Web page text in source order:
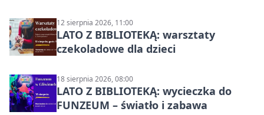
12 sierpnia 2026, 11:00
LATO Z BIBLIOTEKĄ: warsztaty
czekoladowe dla dzieci
18 sierpnia 2026, 08:00
LATO Z BIBLIOTEKĄ: wycieczka do
FUNZEUM – światło i zabawa